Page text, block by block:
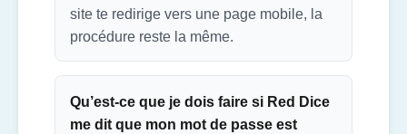
site te redirige vers une page mobile, la
procédure reste la même.
Qu’est-ce que je dois faire si Red Dice
me dit que mon mot de passe est